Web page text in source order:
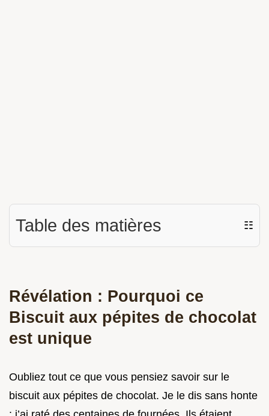
Table des matières ☷
Révélation : Pourquoi ce
Biscuit aux pépites de chocolat
est unique
Oubliez tout ce que vous pensiez savoir sur le
biscuit aux pépites de chocolat. Je le dis sans honte